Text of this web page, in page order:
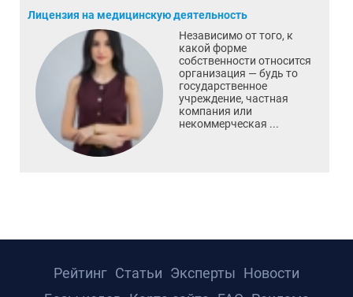
Лицензия на медицинскую деятельность
Независимо от того, к
какой форме
собственности относится
организация — будь то
государственное
учреждение, частная
компания или
некоммерческая ...
Рейтинг Статьи Эксперты Новости